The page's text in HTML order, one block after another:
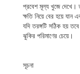
প্রবেশ মূল্য খুজে দেখে।
ক্ষতি নিয়ে বের হয়ে যান
যদি তরঙ্গটি সঠিক হয়
ঝুকির পরিমাণের চেয়ে।
সূচনা